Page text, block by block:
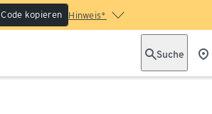
Code kopieren Hinweis*
Suche